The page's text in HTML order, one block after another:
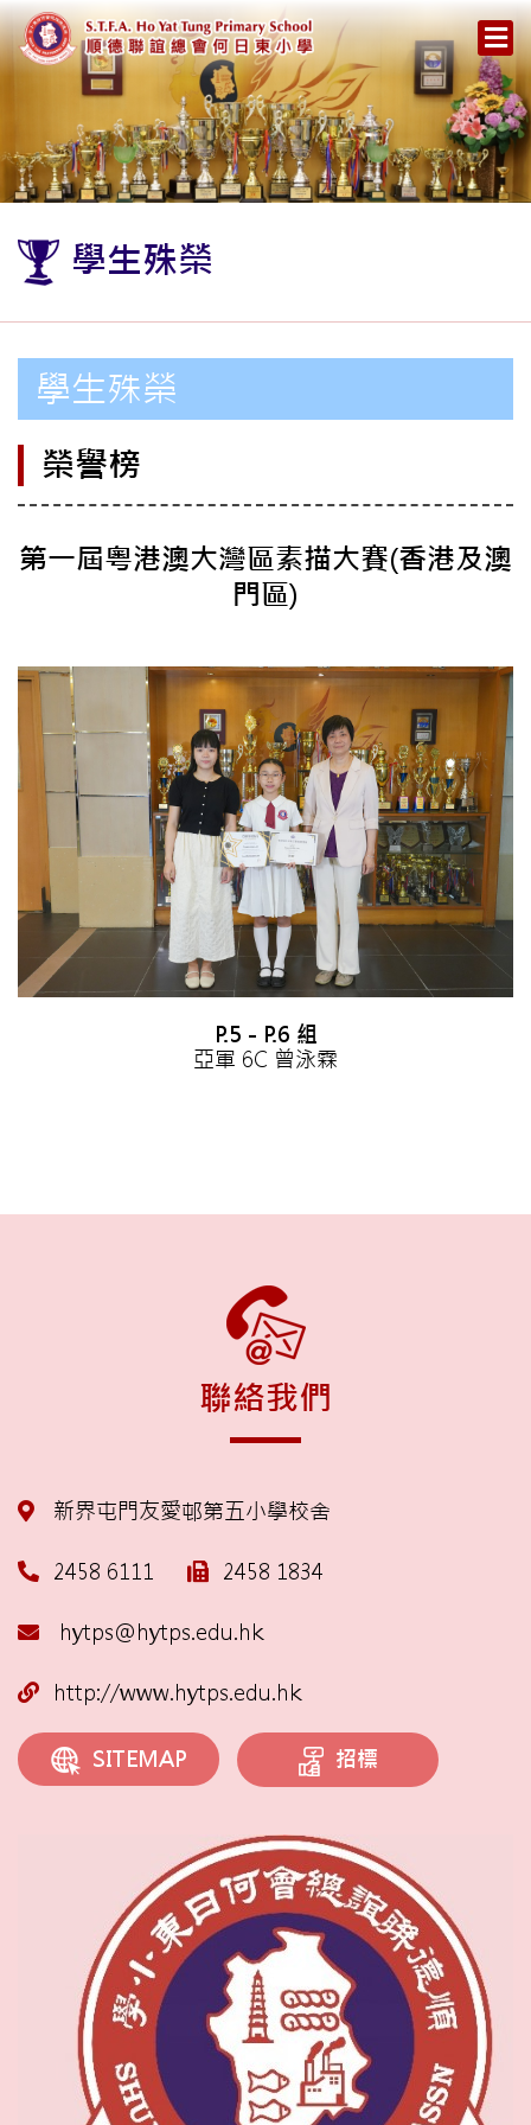
學生殊榮
學生殊榮
榮譽榜
第一屆粵港澳大灣區素描大賽(香港及澳
門區)
P.5 - P.6 組
亞軍 6C 曾泳霖
聯絡我們
新界屯門友愛邨第五小學校舍
2458 6111 2458 1834
hytps@hytps.edu.hk
http://www.hytps.edu.hk
SITEMAP 招標